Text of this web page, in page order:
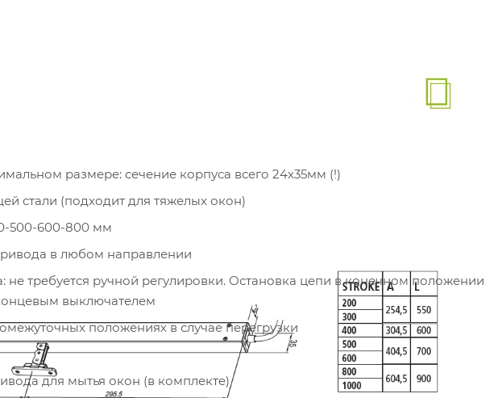
размере: сечение корпуса всего 24х35мм (!)
стали (подходит для тяжелых окон)
500-600-800 мм
в любом направлении
не требуется ручной регулировки. Остановка цепи в конечном положении
выключателем
положениях в случае перегрузки
для мытья окон (в комплекте)